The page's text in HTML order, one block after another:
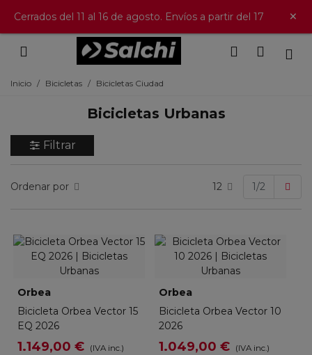
Cerrados del 11 al 16 de agosto. Envíos a partir del 17 ×
Inicio / Bicicletas / Bicicletas Ciudad
Bicicletas Urbanas
Filtrar
Ordenar por 12 1/2
Orbea
Bicicleta Orbea Vector 15
EQ 2026
1.149,00 € (IVA inc.)
Orbea
Bicicleta Orbea Vector 10
2026
1.049,00 € (IVA inc.)